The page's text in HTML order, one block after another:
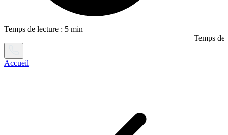
Temps de lecture : 5 min
Temps de
Accueil